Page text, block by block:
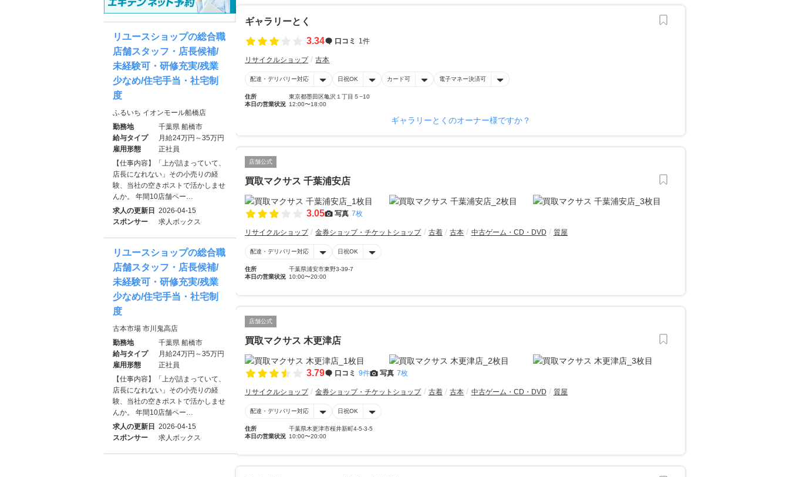
ギャラリーとく
3.34
口コミ 1件
リサイクルショップ 古本
配達・デリバリー対応 日祝OK カード可 電子マネー決済可
住所
東京都墨田区亀沢１丁目５−10
本日の営業状況 12:00〜18:00
ギャラリーとくのオーナー様ですか？
店舗公式
買取マクサス 千葉浦安店
3.05 写真 7枚
リサイクルショップ 金券ショップ・チケットショップ 古着 古本 中古ゲーム・CD・DVD 質屋
配達・デリバリー対応 日祝OK
住所
千葉県浦安市東野3-39-7
本日の営業状況 10:00〜20:00
店舗公式
買取マクサス 木更津店
3.79 口コミ 9件 写真 7枚
リサイクルショップ 金券ショップ・チケットショップ 古着 古本 中古ゲーム・CD・DVD 質屋
配達・デリバリー対応 日祝OK
住所
千葉県木更津市桜井新町4-5-3-5
本日の営業状況 10:00〜20:00
リユースショップの総合職
店舗スタッフ・店長候補/
未経験可・研修充実/残業
少なめ/住宅手当・社宅制
度
ふるいち イオンモール船橋店
勤務地
千葉県 船橋市
給与タイプ
月給24万円～35万円
雇用形態
正社員
【仕事内容】「上が詰まっていて、
店長になれない」その小売りの経
験、当社の空きポストで活かしませ
んか。 年間10店舗ペー…
求人の更新日
2026-04-15
スポンサー
求人ボックス
リユースショップの総合職
店舗スタッフ・店長候補/
未経験可・研修充実/残業
少なめ/住宅手当・社宅制
度
古本市場 市川鬼高店
勤務地
千葉県 船橋市
給与タイプ
月給24万円～35万円
雇用形態
正社員
【仕事内容】「上が詰まっていて、
店長になれない」その小売りの経
験、当社の空きポストで活かしませ
んか。 年間10店舗ペー…
求人の更新日
2026-04-15
スポンサー
求人ボックス